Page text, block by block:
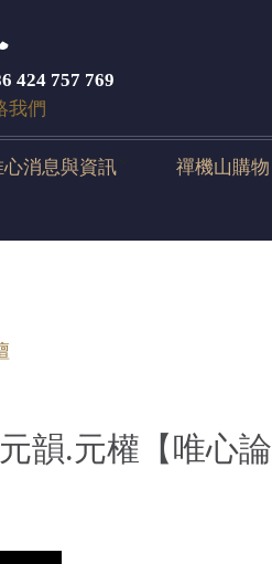
424 757 769
我們
心消息與資訊 禪機山購物
韻.元權【唯心論